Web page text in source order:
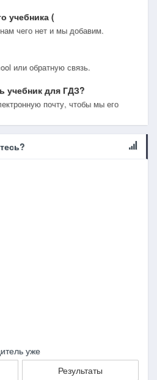
учебника (
чего нет и мы добавим.
или обратную связь.
учебник для ГДЗ?
почту, чтобы мы его
уже
Результаты